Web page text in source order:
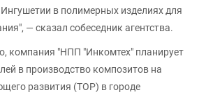
в полимерных изделиях для
— сказал собеседник агентства.
компания "НПП "Инкомтех" планирует
в производство композитов на
развития (ТОР) в городе